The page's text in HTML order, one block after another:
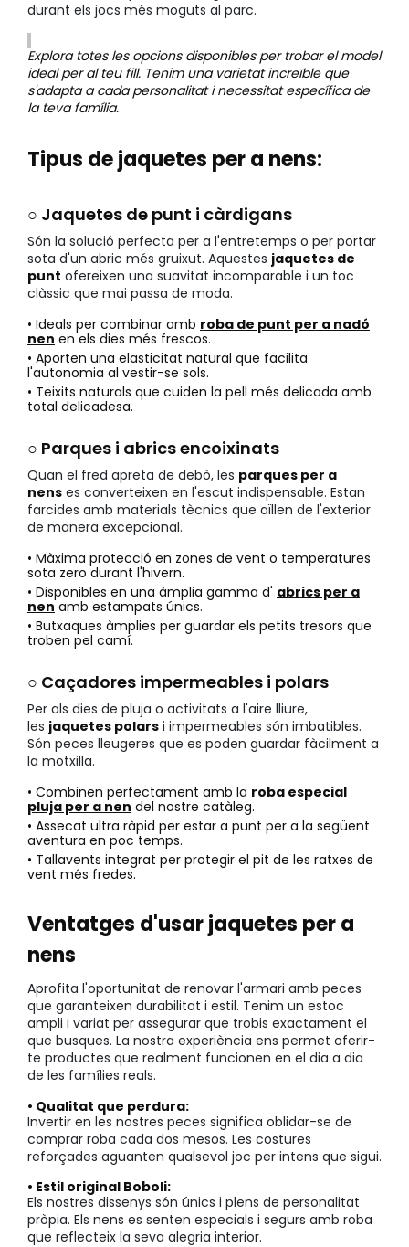
durant els jocs més moguts al parc.
Explora totes les opcions disponibles per trobar el model
ideal per al teu fill. Tenim una varietat increïble que
s'adapta a cada personalitat i necessitat específica de
la teva família.
Tipus de jaquetes per a nens:
○ Jaquetes de punt i càrdigans
Són la solució perfecta per a l'entretemps o per portar
sota d'un abric més gruixut. Aquestes jaquetes de
punt ofereixen una suavitat incomparable i un toc
clàssic que mai passa de moda.
• Ideals per combinar amb roba de punt per a nadó
nen en els dies més frescos.
• Aporten una elasticitat natural que facilita
l'autonomia al vestir-se sols.
• Teixits naturals que cuiden la pell més delicada amb
total delicadesa.
○ Parques i abrics encoixinats
Quan el fred apreta de debò, les parques per a
nens es converteixen en l'escut indispensable. Estan
farcides amb materials tècnics que aïllen de l'exterior
de manera excepcional.
• Màxima protecció en zones de vent o temperatures
sota zero durant l'hivern.
• Disponibles en una àmplia gamma d' abrics per a
nen amb estampats únics.
• Butxaques àmplies per guardar els petits tresors que
troben pel camí.
○ Caçadores impermeables i polars
Per als dies de pluja o activitats a l'aire lliure,
les jaquetes polars i impermeables són imbatibles.
Són peces lleugeres que es poden guardar fàcilment a
la motxilla.
• Combinen perfectament amb la roba especial
pluja per a nen del nostre catàleg.
• Assecat ultra ràpid per estar a punt per a la següent
aventura en poc temps.
• Tallavents integrat per protegir el pit de les ratxes de
vent més fredes.
Ventatges d'usar jaquetes per a
nens
Aprofita l'oportunitat de renovar l'armari amb peces
que garanteixen durabilitat i estil. Tenim un estoc
ampli i variat per assegurar que trobis exactament el
que busques. La nostra experiència ens permet oferir-
te productes que realment funcionen en el dia a dia
de les famílies reals.
• Qualitat que perdura:
Invertir en les nostres peces significa oblidar-se de
comprar roba cada dos mesos. Les costures
reforçades aguanten qualsevol joc per intens que sigui.
• Estil original Boboli:
Els nostres dissenys són únics i plens de personalitat
pròpia. Els nens es senten especials i segurs amb roba
que reflecteix la seva alegria interior.